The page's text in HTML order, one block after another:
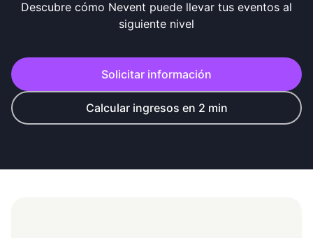
Descubre cómo Nevent puede llevar tus eventos al
siguiente nivel
Solicitar información
Calcular ingresos en 2 min